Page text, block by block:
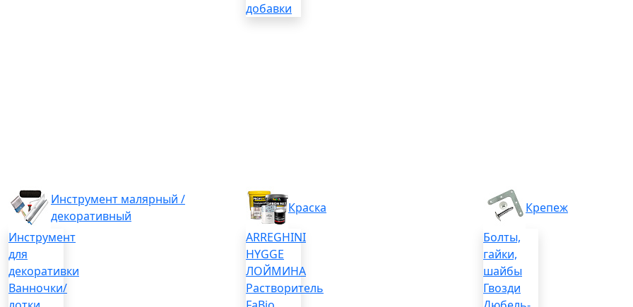
добавки
Инструмент малярный /
декоративный
Инструмент
для
декоративки
Ванночки/
Краска
ARREGHINI
HYGGE
ЛОЙМИНА
Растворитель
Крепеж
Болты,
гайки,
шайбы
Гвозди